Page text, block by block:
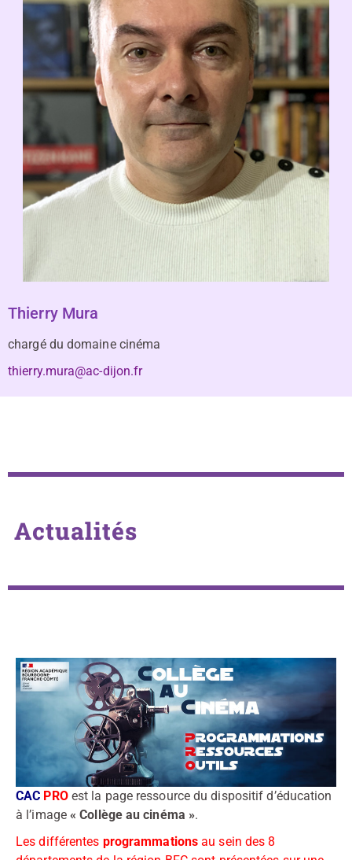
Thierry Mura
chargé du domaine cinéma
thierry.mura@ac-dijon.fr
Actualités
CAC PROest la page ressource du dispositif d’éducation
à l’image « Collège au cinéma ».
Les différentes programmationsau sein des 8